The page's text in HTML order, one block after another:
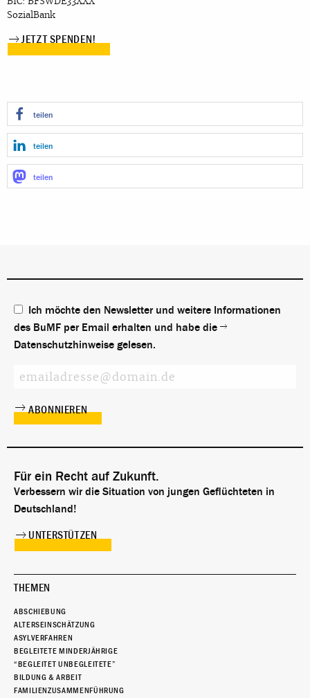
SozialBank
JETZT SPENDEN!
teilen
teilen
teilen
Ich möchte den Newsletter und weitere Informationen
des BuMF per Email erhalten und habe die
Datenschutzhinweise gelesen.
Für ein Recht auf Zukunft.
Verbessern wir die Situation von jungen Geflüchteten in
Deutschland!
UNTERSTÜTZEN
THEMEN
ABSCHIEBUNG
ALTERSEINSCHÄTZUNG
ASYLVERFAHREN
BEGLEITETE MINDERJÄHRIGE
“BEGLEITET UNBEGLEITETE”
BILDUNG & ARBEIT
FAMILIENZUSAMMENFÜHRUNG